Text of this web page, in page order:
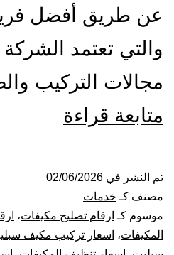
عن طريق أفضل
والتي تعتمد
مجالات التركيب
متابعة قراءة
تنظيف
مكيفات
بحفر
تم النشر في 02/06/2026
مصنف كـ خدمات
موسوم كـ ارقام تصليح مكيفات،
المكيفات، اسعار تركيب مكيف